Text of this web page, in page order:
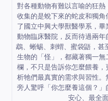
對各種動物有難以言喻的狂
收集的是蛻下來的蛇皮和獨
了國立中興大學獸醫學系，
動物臨床醫院，反而待過兩
鵡、蜥蜴、刺蝟、蜜袋鼯，
生物的「怪」，都藏著獨一
欄，不只是告訴你怎麼餵養
析牠們最真實的需求與習性
旁人驚呼「你怎麼養這個？
安心、最全